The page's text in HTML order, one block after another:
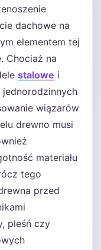
dachowe na
elementem tej
Chociaż na
stalowe i
jednorodzinnych
wiązarów
drewno musi
materiału
tego
przed
pleśń czy